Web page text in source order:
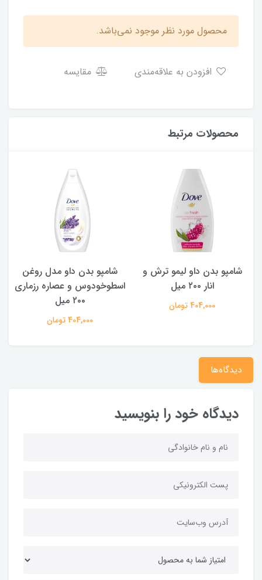
محصول مورد نظر موجود نمی‌باشد.
مقایسه
محصولات مرتبط
شامپو بدن داو لیمو ترش و
انار ۲۰۰ میل
404,000 تومان
شامپو بدن ‌داو مدل روغن
اسطوخودوس و عصاره رزماری
۲۰۰ میل
404,000 تومان
دیدگاه‌ها
دیدگاه خود را بنویسید